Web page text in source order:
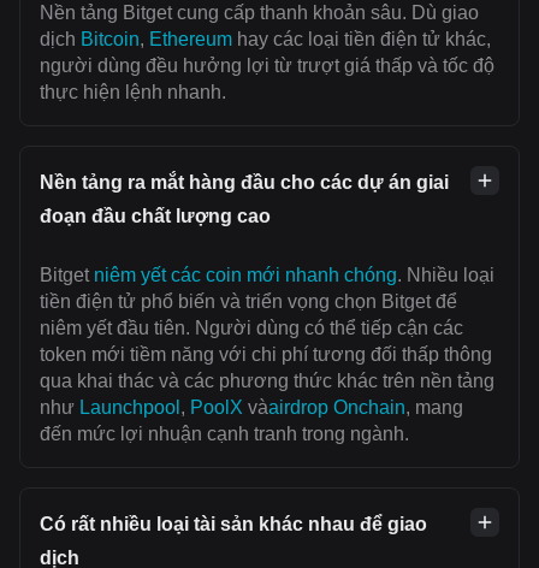
Nền tảng Bitget cung cấp thanh khoản sâu. Dù giao
dịch Bitcoin, Ethereum hay các loại tiền điện tử khác,
người dùng đều hưởng lợi từ trượt giá thấp và tốc độ
thực hiện lệnh nhanh.
Nền tảng ra mắt hàng đầu cho các dự án giai
đoạn đầu chất lượng cao
Bitget niêm yết các coin mới nhanh chóng. Nhiều loại
tiền điện tử phổ biến và triển vọng chọn Bitget để
niêm yết đầu tiên. Người dùng có thể tiếp cận các
token mới tiềm năng với chi phí tương đối thấp thông
qua khai thác và các phương thức khác trên nền tảng
như Launchpool , PoolX vàairdrop Onchain, mang
đến mức lợi nhuận cạnh tranh trong ngành.
Có rất nhiều loại tài sản khác nhau để giao
dịch